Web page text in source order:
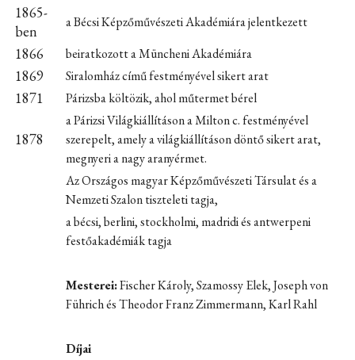
1865-
ben
a Bécsi Képzőművészeti Akadémiára jelentkezett
1866 beiratkozott a Müncheni Akadémiára
1869 Siralomház című festményével sikert arat
1871 Párizsba költözik, ahol műtermet bérel
1878
a Párizsi Világkiállításon a Milton c. festményével
szerepelt, amely a világkiállításon döntő sikert arat,
megnyeri a nagy aranyérmet.
Az Országos magyar Képzőművészeti Társulat és a
Nemzeti Szalon tiszteleti tagja,
a bécsi, berlini, stockholmi, madridi és antwerpeni
festőakadémiák tagja
Mesterei:Fischer Károly, Szamossy Elek, Joseph von
Führich és Theodor Franz Zimmermann, Karl Rahl
Díjai